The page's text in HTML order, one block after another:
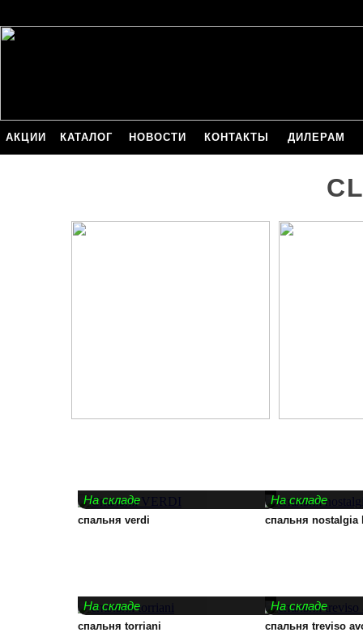
АКЦИИ КАТАЛОГ НОВОСТИ КОНТАКТЫ ДИЛЕРАМ
На складе
спальня verdi
На складе
спальня nostalgia
На складе
спальня torriani
На складе
спальня treviso